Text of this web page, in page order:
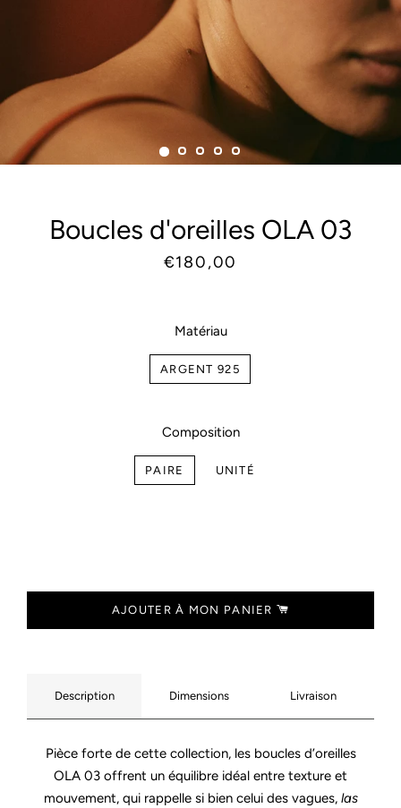
Boucles d'oreilles OLA 03
Prix
Prix
€180,00
Matériau
ARGENT 925
Composition
PAIRE UNITÉ
AJOUTER À MON PANIER
Description Dimensions Livraison
Pièce forte de cette collection, les boucles d’oreilles
OLA 03 offrent un équilibre idéal entre texture et
mouvement, qui rappelle si bien celui des vagues, las